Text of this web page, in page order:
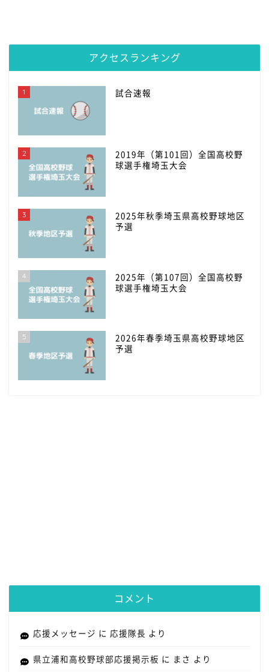
アクセスランキング
1 試合速報
2
2019年（第101回）全国高校野
球選手権埼玉大会
3
2025年秋季埼玉県高校野球地区
予選
4
2025年（第107回）全国高校野
球選手権埼玉大会
5
2026年春季埼玉県高校野球地区
予選
コメント
応援メッセージ に 応援隊長 より
県立浦和高校野球部応援掲示板 に まさ より